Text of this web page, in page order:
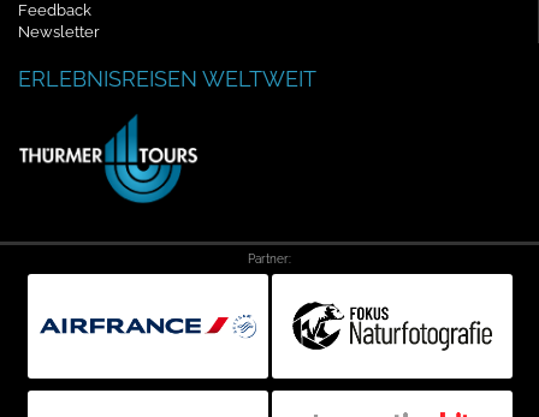
Feedback
Newsletter
ERLEBNISREISEN WELTWEIT
Partner: